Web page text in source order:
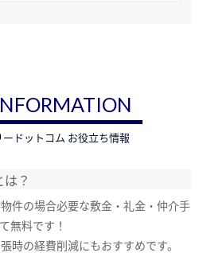
ドットコム お役立ち情報
？
件の場合必要な敷金・礼金・仲介手
無料です！
時の経費削減にもおすすめです。